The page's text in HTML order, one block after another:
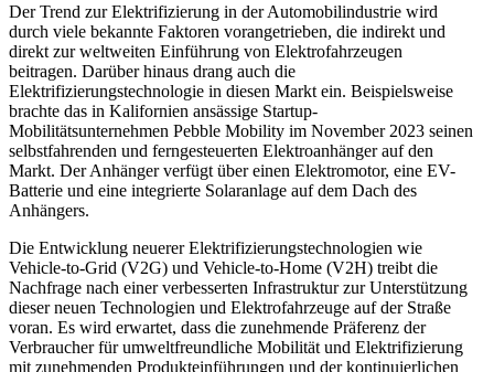
Der Trend zur Elektrifizierung in der Automobilindustrie wird
durch viele bekannte Faktoren vorangetrieben, die indirekt und
direkt zur weltweiten Einführung von Elektrofahrzeugen
beitragen. Darüber hinaus drang auch die
Elektrifizierungstechnologie in diesen Markt ein. Beispielsweise
brachte das in Kalifornien ansässige Startup-
Mobilitätsunternehmen Pebble Mobility im November 2023 seinen
selbstfahrenden und ferngesteuerten Elektroanhänger auf den
Markt. Der Anhänger verfügt über einen Elektromotor, eine EV-
Batterie und eine integrierte Solaranlage auf dem Dach des
Anhängers.
Die Entwicklung neuerer Elektrifizierungstechnologien wie
Vehicle-to-Grid (V2G) und Vehicle-to-Home (V2H) treibt die
Nachfrage nach einer verbesserten Infrastruktur zur Unterstützung
dieser neuen Technologien und Elektrofahrzeuge auf der Straße
voran. Es wird erwartet, dass die zunehmende Präferenz der
Verbraucher für umweltfreundliche Mobilität und Elektrifizierung
mit zunehmenden Produkteinführungen und der kontinuierlichen